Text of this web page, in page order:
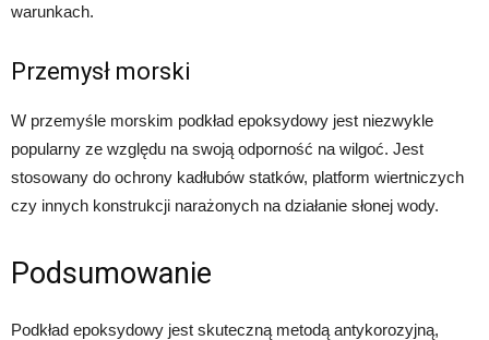
warunkach.
Przemysł morski
W przemyśle morskim podkład epoksydowy jest niezwykle
popularny ze względu na swoją odporność na wilgoć. Jest
stosowany do ochrony kadłubów statków, platform wiertniczych
czy innych konstrukcji narażonych na działanie słonej wody.
Podsumowanie
Podkład epoksydowy jest skuteczną metodą antykorozyjną,